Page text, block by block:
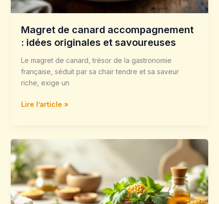
Magret de canard accompagnement
: idées originales et savoureuses
Le magret de canard, trésor de la gastronomie
française, séduit par sa chair tendre et sa saveur
riche, exige un
Lire l’article »
Fenugrec
herbes
:
bienfaits,
utilisations
et